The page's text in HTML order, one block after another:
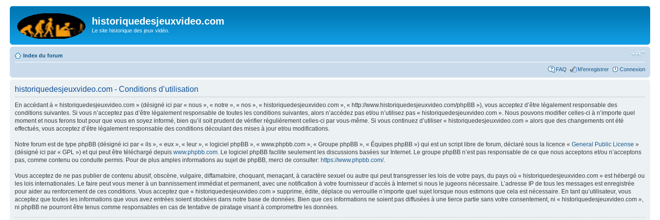
historiquedesjeuxvideo.com
Le site historique des jeux vidéo.
Index du forum
FAQ M’enregistrer Connexion
historiquedesjeuxvideo.com - Conditions d’utilisation
En accédant à « historiquedesjeuxvideo.com » (désigné ici par « nous », « notre », « nos », « historiquedesjeuxvideo.com », « http://www.historiquedesjeuxvideo.com/phpBB »), vous acceptez d’être légalement responsable des
conditions suivantes. Si vous n’acceptez pas d’être légalement responsable de toutes les conditions suivantes, alors n’accédez pas et/ou n’utilisez pas « historiquedesjeuxvideo.com ». Nous pouvons modifier celles-ci à n’importe quel
moment et nous ferons tout pour que vous en soyez informé, bien qu’il soit prudent de vérifier régulièrement celles-ci par vous-même. Si vous continuez d’utiliser « historiquedesjeuxvideo.com » alors que des changements ont été
effectués, vous acceptez d’être légalement responsable des conditions découlant des mises à jour et/ou modifications.
Notre forum est de type phpBB (désigné ici par « ils », « eux », « leur », « logiciel phpBB », « www.phpbb.com », « Groupe phpBB », « Équipes phpBB ») qui est un script libre de forum, déclaré sous la licence « General Public License »
(désigné ici par « GPL ») et qui peut être téléchargé depuis www.phpbb.com . Le logiciel phpBB facilite seulement les discussions basées sur Internet. Le groupe phpBB n’est pas responsable de ce que nous acceptons et/ou n’acceptons
pas, comme contenu ou conduite permis. Pour de plus amples informations au sujet de phpBB, merci de consulter: https://www.phpbb.com/.
Vous acceptez de ne pas publier de contenu abusif, obscène, vulgaire, diffamatoire, choquant, menaçant, à caractère sexuel ou autre qui peut transgresser les lois de votre pays, du pays où « historiquedesjeuxvideo.com » est hébergé ou
les lois internationales. Le faire peut vous mener à un bannissement immédiat et permanent, avec une notification à votre fournisseur d’accès à Internet si nous le jugeons nécessaire. L’adresse IP de tous les messages est enregistrée
pour aider au renforcement de ces conditions. Vous acceptez que « historiquedesjeuxvideo.com » supprime, édite, déplace ou verrouille n’importe quel sujet lorsque nous estimons que cela est nécessaire. En tant qu’utilisateur, vous
acceptez que toutes les informations que vous avez entrées soient stockées dans notre base de données. Bien que ces informations ne soient pas diffusées à une tierce partie sans votre consentement, ni « historiquedesjeuxvideo.com »,
ni phpBB ne pourront être tenus comme responsables en cas de tentative de piratage visant à compromettre les données.